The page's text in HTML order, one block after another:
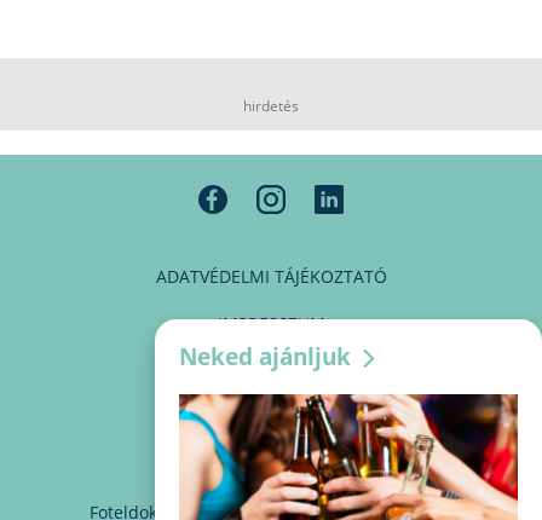
hirdetés
ADATVÉDELMI TÁJÉKOZTATÓ
IMPRESSZUM
MÉDIAAJÁNLAT
PARTNEREINK
KAPCSOLAT
Foteldoki info@foteldoki.hu Süti beállítások
Neked ajánljuk